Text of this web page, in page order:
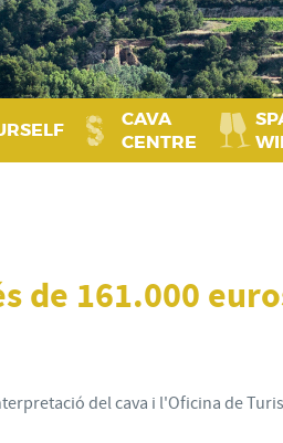
CAVA
CENTRE
de 161.000
del cava i l'Oficina de